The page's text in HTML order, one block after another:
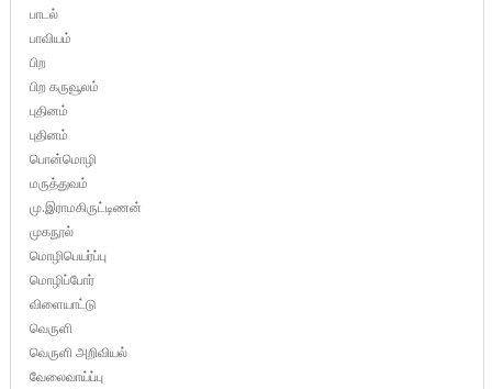
பாடல்
பாவியம்
பிற
பிற கருவூலம்
புதினம்
புதினம்
பொன்மொழி
மருத்துவம்
மு.இராமகிருட்டிணன்
முகநூல்
மொழிபெயர்ப்பு
மொழிப்போர்
விளையாட்டு
வெருளி
வெருளி அறிவியல்
வேலைவாய்ப்பு